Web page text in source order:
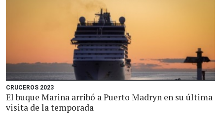
CRUCEROS 2023
El buque Marina arribó a Puerto Madryn en su última
visita de la temporada